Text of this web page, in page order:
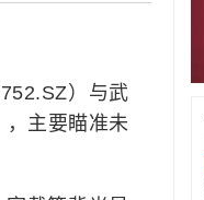
）与武
，主要瞄准未